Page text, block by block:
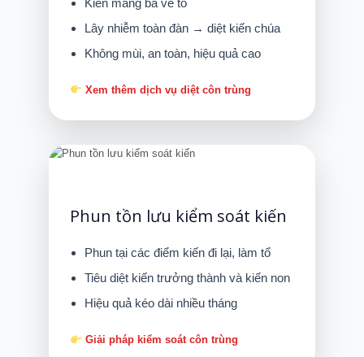
Lây nhiễm toàn đàn → diệt kiến chúa
Không mùi, an toàn, hiệu quả cao
Xem thêm dịch vụ diệt côn trùng
Phun tồn lưu kiểm soát kiến
Phun tại các điểm kiến đi lại, làm tổ
Tiêu diệt kiến trưởng thành và kiến non
Hiệu quả kéo dài nhiều tháng
Giải pháp kiểm soát côn trùng